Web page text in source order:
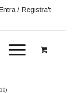
/ Registra't